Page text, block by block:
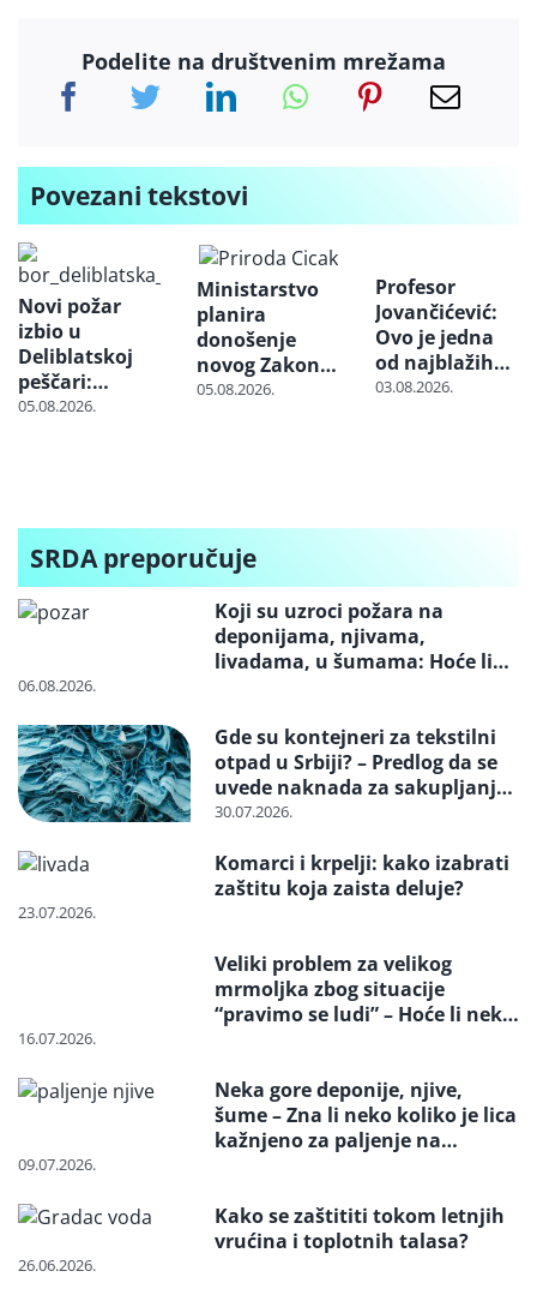
Podelite na društvenim mrežama
Povezani tekstovi
Novi požar
izbio u
Deliblatskoj
peščari:
Proširio se na
05.08.2026.
Ministarstvo
planira
donošenje
novog Zakona
o klimatskim
05.08.2026.
Profesor
Jovančićević:
Ovo je jedna
od najblažih
suša u 21.
03.08.2026.
SRDA preporučuje
Koji su uzroci požara na
deponijama, njivama,
livadama, u šumama: Hoće li
06.08.2026.
Gde su kontejneri za tekstilni
otpad u Srbiji? – Predlog da se
uvede naknada za sakupljanje i
reciklažu i svrstavanje u
30.07.2026.
Komarci i krpelji: kako izabrati
zaštitu koja zaista deluje?
23.07.2026.
Veliki problem za velikog
mrmoljka zbog situacije
“pravimo se ludi” – Hoće li neko
16.07.2026.
Neka gore deponije, njive,
šume – Zna li neko koliko je lica
kažnjeno za paljenje na
09.07.2026.
Kako se zaštititi tokom letnjih
vrućina i toplotnih talasa?
26.06.2026.